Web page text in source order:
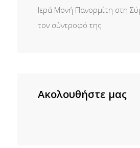
Ιερά Μονή Πανορμίτη στη
τον σύντροφό της
Ακολουθήστε μας